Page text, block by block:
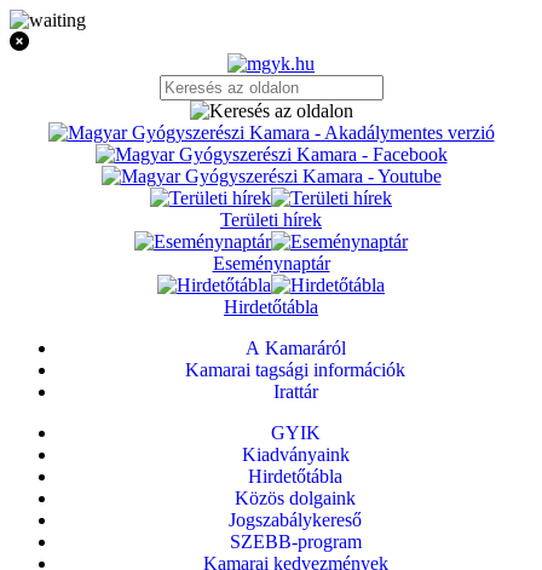
Területi hírek
Eseménynaptár
Hirdetőtábla
A Kamaráról
Kamarai tagsági információk
Irattár
GYIK
Kiadványaink
Hirdetőtábla
Közös dolgaink
Jogszabálykereső
SZEBB-program
Kamarai kedvezmények